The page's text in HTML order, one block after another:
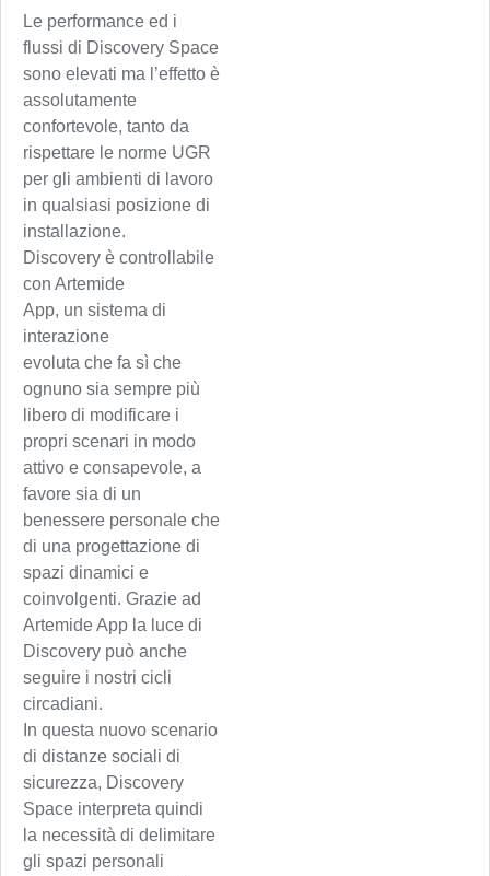
Le performance ed i
flussi di Discovery Space
sono elevati ma l’effetto è
assolutamente
confortevole, tanto da
rispettare le norme UGR
per gli ambienti di lavoro
in qualsiasi posizione di
installazione.
Discovery è controllabile
con Artemide
App, un sistema di
interazione
evoluta che fa sì che
ognuno sia sempre più
libero di modificare i
propri scenari in modo
attivo e consapevole, a
favore sia di un
benessere personale che
di una progettazione di
spazi dinamici e
coinvolgenti. Grazie ad
Artemide App la luce di
Discovery può anche
seguire i nostri cicli
circadiani.
In questa nuovo scenario
di distanze sociali di
sicurezza, Discovery
Space interpreta quindi
la necessità di delimitare
gli spazi personali